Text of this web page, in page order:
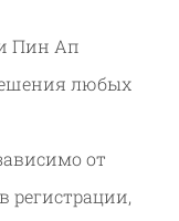
Пин Ап
любых
от
регистрации,